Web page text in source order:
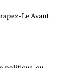
Le Avant